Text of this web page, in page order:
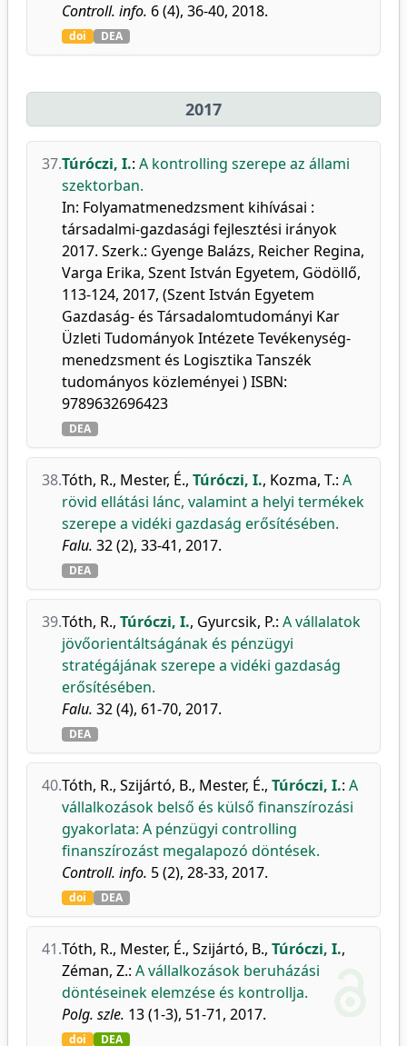
Controll. info. 6 (4), 36-40, 2018.
doi DEA
2017
37.Túróczi, I.: A kontrolling szerepe az állami
szektorban.
In: Folyamatmenedzsment kihívásai :
társadalmi-gazdasági fejlesztési irányok
2017. Szerk.: Gyenge Balázs, Reicher Regina,
Varga Erika, Szent István Egyetem, Gödöllő,
113-124, 2017, (Szent István Egyetem
Gazdaság- és Társadalomtudományi Kar
Üzleti Tudományok Intézete Tevékenység-
menedzsment és Logisztika Tanszék
tudományos közleményei ) ISBN:
9789632696423
DEA
38.Tóth, R., Mester, É., Túróczi, I., Kozma, T.: A
rövid ellátási lánc, valamint a helyi termékek
szerepe a vidéki gazdaság erősítésében.
Falu. 32 (2), 33-41, 2017.
DEA
39.Tóth, R., Túróczi, I., Gyurcsik, P.: A vállalatok
jövőorientáltságának és pénzügyi
stratégájának szerepe a vidéki gazdaság
erősítésében.
Falu. 32 (4), 61-70, 2017.
DEA
40.Tóth, R., Szijártó, B., Mester, É., Túróczi, I.: A
vállalkozások belső és külső finanszírozási
gyakorlata: A pénzügyi controlling
finanszírozást megalapozó döntések.
Controll. info. 5 (2), 28-33, 2017.
doi DEA
41.Tóth, R., Mester, É., Szijártó, B., Túróczi, I.,
Zéman, Z.: A vállalkozások beruházási
döntéseinek elemzése és kontrollja.
Polg. szle. 13 (1-3), 51-71, 2017.
doi DEA